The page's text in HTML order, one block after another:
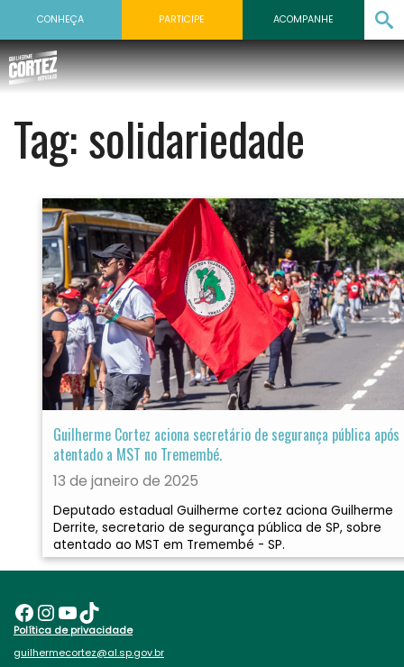
CONHEÇA PARTICIPE ACOMPANHE
Tag:solidariedade
Guilherme Cortez aciona secretário de segurança pública após
atentado a MST no Tremembé.
13 de janeiro de 2025
Deputado estadual Guilherme cortez aciona Guilherme
Derrite, secretario de segurança pública de SP, sobre
atentado ao MST em Tremembé - SP.
Facebook InstagramYoutube TikTok
Política de privacidade
guilhermecortez@al.sp.gov.br